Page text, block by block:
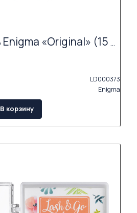
Обезжириватель Enigma «Original» (15 мл) ЧЗ ПВ
LD000373
Enigma
В корзину